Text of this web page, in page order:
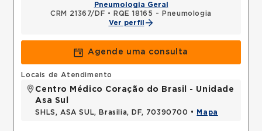
Pneumologia Geral
CRM 21367/DF •
RQE 18165 - Pneumologia
Ver perfil
Agende uma consulta
Locais de Atendimento
Centro Médico Coração do Brasil - Unidade
Asa Sul
SHLS, ASA SUL, Brasilia, DF, 70390700 • Mapa